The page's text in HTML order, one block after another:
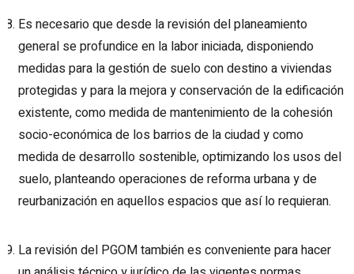
Es necesario que desde la revisión del planeamiento
general se profundice en la labor iniciada, disponiendo
medidas para la gestión de suelo con destino a viviendas
protegidas y para la mejora y conservación de la edificación
existente, como medida de mantenimiento de la cohesión
socio-económica de los barrios de la ciudad y como
medida de desarrollo sostenible, optimizando los usos del
suelo, planteando operaciones de reforma urbana y de
reurbanización en aquellos espacios que así lo requieran.
La revisión del PGOM también es conveniente para hacer